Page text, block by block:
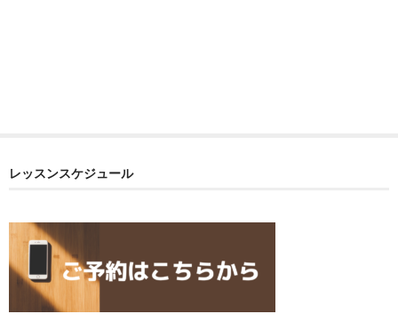
レッスンスケジュール